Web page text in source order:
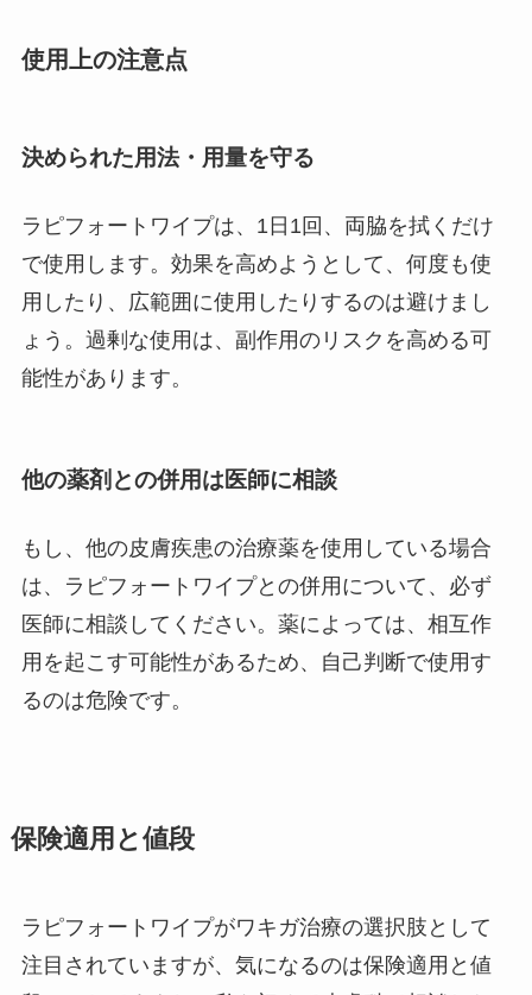
使用上の注意点
決められた用法・用量を守る
ラピフォートワイプは、1日1回、両脇を拭くだけ
で使用します。効果を高めようとして、何度も使
用したり、広範囲に使用したりするのは避けまし
ょう。過剰な使用は、副作用のリスクを高める可
能性があります。
他の薬剤との併用は医師に相談
もし、他の皮膚疾患の治療薬を使用している場合
は、ラピフォートワイプとの併用について、必ず
医師に相談してください。薬によっては、相互作
用を起こす可能性があるため、自己判断で使用す
るのは危険です。
保険適用と値段
ラピフォートワイプがワキガ治療の選択肢として
注目されていますが、気になるのは保険適用と値